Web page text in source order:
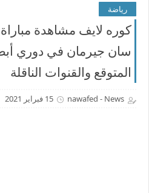
رياضة
كوره لايف مشاهدة
سان جيرمان في دوري
المتوقع والقنوات الناقلة
nawafed - News 15 فبراير 2021